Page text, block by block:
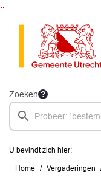
Zoeken
U bevindt zich hier:
Home Vergaderingen